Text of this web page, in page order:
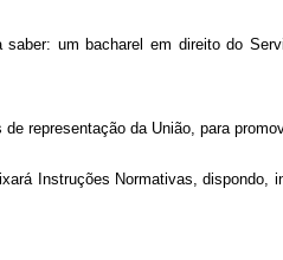
um bacharel em direito do
representação da União, para
Instruções Normativas, dispondo,